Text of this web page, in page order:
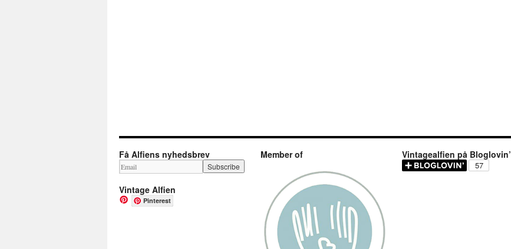
Få Alfiens nyhedsbrev
Vintage Alfien
Pinterest
Member of Vintagealfien på Bloglovin’